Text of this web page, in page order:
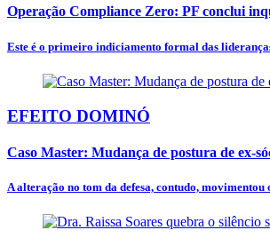
Operação Compliance Zero: PF conclui
Este é o primeiro indiciamento formal das
EFEITO DOMINÓ
Caso Master: Mudança de postura de ex-
A alteração no tom da defesa, contudo,